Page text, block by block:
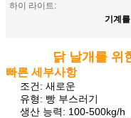
하이 라이트:
기계
닭 날개를 위
빠른 세부사항
조건: 새로운
유형: 빵 부스러기
생산 능력: 100-500kg/h